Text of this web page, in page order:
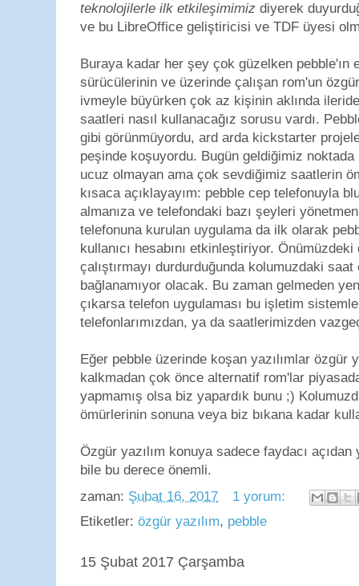
teknolojilerle ilk etkileşimimiz diyerek
ve bu LibreOffice geliştiricisi ve TDF üyesi
Buraya kadar her şey çok güzelken pebble'ın
sürücülerinin ve üzerinde çalışan rom'un
ivmeyle büyürken çok az kişinin aklında
saatleri nasıl kullanacağız sorusu vardı.
gibi görünmüyordu, ard arda kickstarter
peşinde koşuyordu. Bugün geldiğimiz noktada
ucuz olmayan ama çok sevdiğimiz saatlerin
kısaca açıklayayım: pebble cep telefonuyla
almanıza ve telefondaki bazı şeyleri
telefonuna kurulan uygulama da ilk olarak
kullanıcı hesabını etkinleştiriyor.
çalıştırmayı durdurduğunda kolumuzdaki
bağlanamıyor olacak. Bu zaman gelmeden
çıkarsa telefon uygulaması bu işletim
telefonlarımızdan, ya da saatlerimizden
Eğer pebble üzerinde koşan yazılımlar özgür
kalkmadan çok önce alternatif rom'lar
yapmamış olsa biz yapardık bunu ;)
ömürlerinin sonuna veya biz bıkana kadar
Özgür yazılım konuya sadece faydacı
bile bu derece önemli.
zaman: Şubat 16, 2017
1 yorum:
Etiketler: özgür yazılım, pebble
15 Şubat 2017 Çarşamba